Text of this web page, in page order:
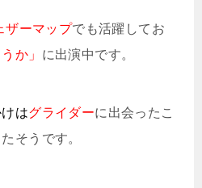
ザーマップでも活躍してお
か」 に出演中です。
はグライダーに出会ったこ
そうです。